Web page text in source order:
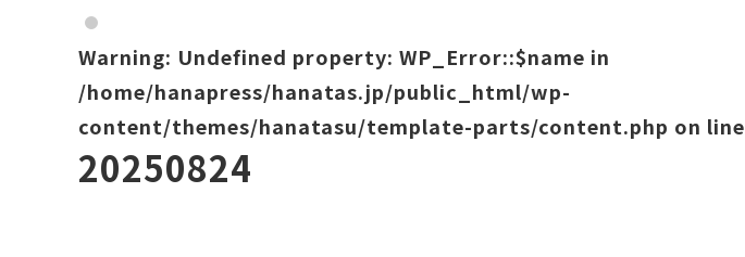
Warning: Undefined property: WP_Error::$name in
/home/hanapress/hanatas.jp/public_html/wp-
content/themes/hanatasu/template-parts/content.php on line
20250824